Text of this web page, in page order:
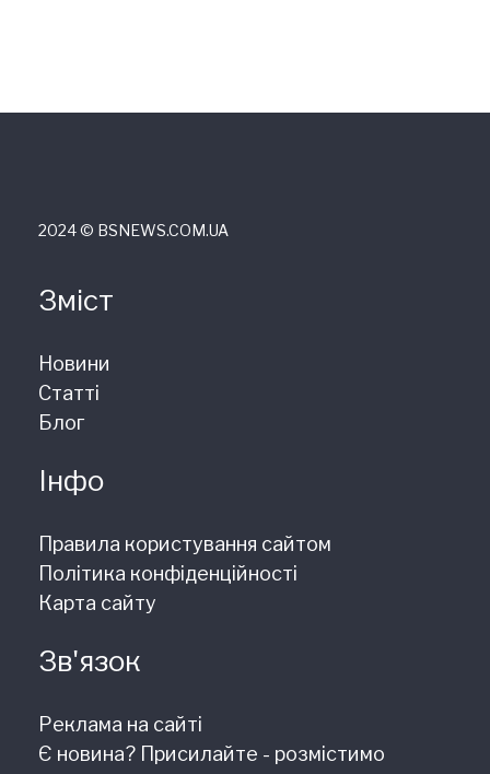
2024 © ВSNEWS.COM.UA
Зміст
Новини
Статті
Блог
Інфо
Правила користування сайтом
Політика конфіденційності
Карта сайту
Зв'язок
Реклама на сайті
Є новина? Присилайте - розмістимо